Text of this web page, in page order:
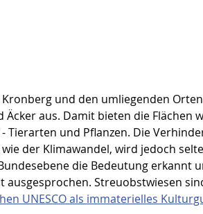
und den umliegenden
Äcker aus. Damit bieten die Flächen
Tierarten und Pflanzen. Die
der Klimawandel, wird jedoch
die Bedeutung erkannt
ausgesprochen. Streuobstwiesen
UNESCO als immaterielles